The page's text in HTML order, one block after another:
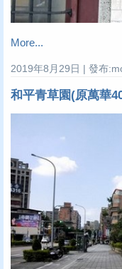
More...
2019年8月29日 | 發布
和平青草園(原萬華